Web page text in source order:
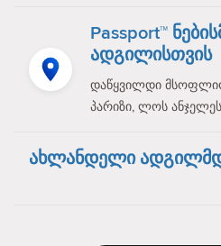
Passport™
ადგილისთვის
დაწყვილდი
პარიზი, ლოს
ახლანდელი